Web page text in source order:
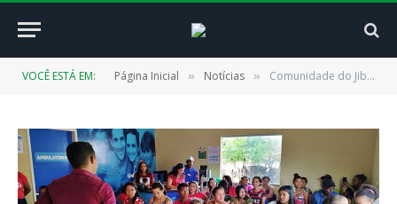
VOCÊ ESTÁ EM: Página Inicial » Notícias » Comunidade do Jibóia recebe ação do Dezembro Vermelho